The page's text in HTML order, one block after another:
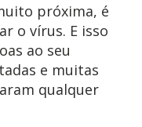
próxima, é
o vírus. E isso
ao seu
e muitas
qualquer